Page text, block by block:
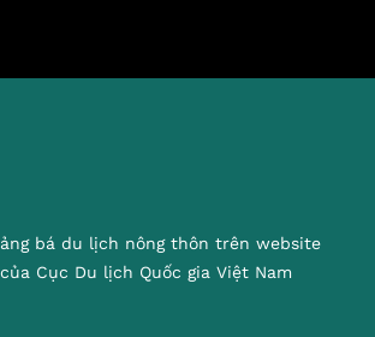
bá du lịch nông thôn trên website
Cục Du lịch Quốc gia Việt Nam